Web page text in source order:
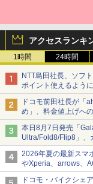
アクセスランキ
1時間 24時間
NTT島田社長、ソフ
ポイント使えるように
ドコモ前田社長が「
め」、料金値上げへ
本日8月7日発売「
Ultra/Fold8/Flip8」、
ば屋のメニュー並み
2026年夏の最新ス
やXperia、arrows、
徴は
ドコモ・バイクシェ